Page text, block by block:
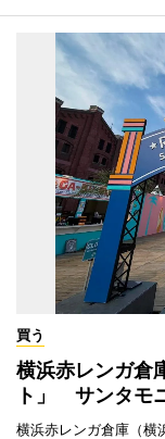
買う
横浜赤レンガ倉
ト」 サンタモ
横浜赤レンガ倉庫（横